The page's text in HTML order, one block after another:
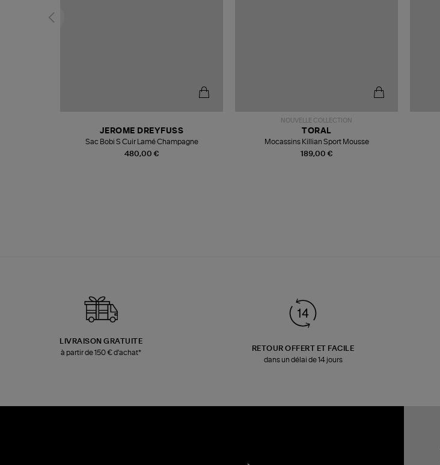
480,00 €
JEROME DREYFUSS
Sac Bobi S Cuir Lamé Champagne
NOUVELLE COLLECTION
189,00 €
TORAL
Mocassins Killian Sport Mousse
LIVRAISON GRATUITE
à partir de 150 € d'achat*
RETOUR OFFERT ET FACILE
dans un délai de 14 jours